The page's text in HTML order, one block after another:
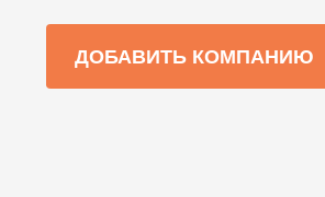
ДОБАВИТЬ КОМПАНИЮ